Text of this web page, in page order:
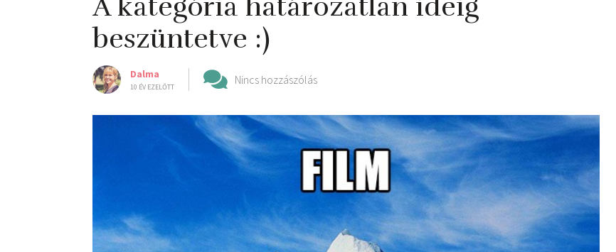
A kategória határozatlan ideig
beszüntetve :)
Dalma
10 ÉV EZELŐTT
Nincs hozzászólás